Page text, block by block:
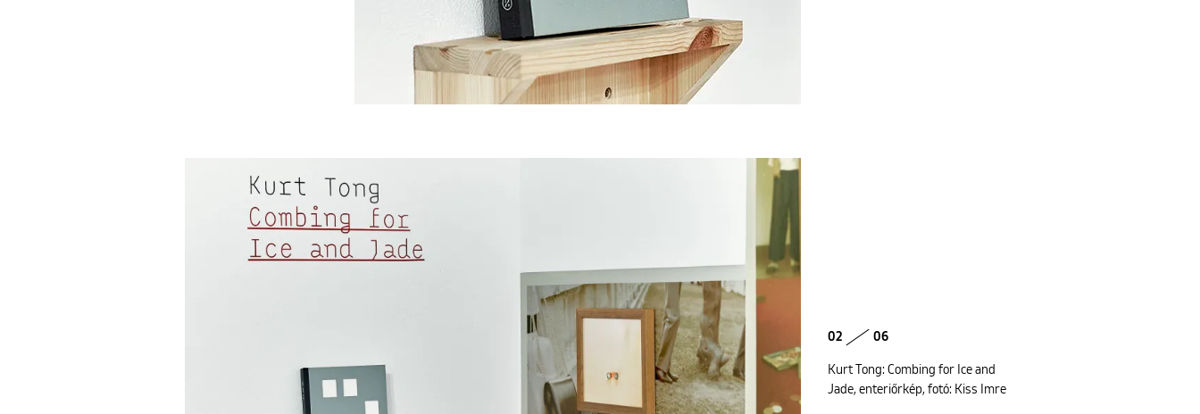
02 06
Kurt Tong: Combing for Ice and
Jade, enteriőrkép, fotó: Kiss Imre